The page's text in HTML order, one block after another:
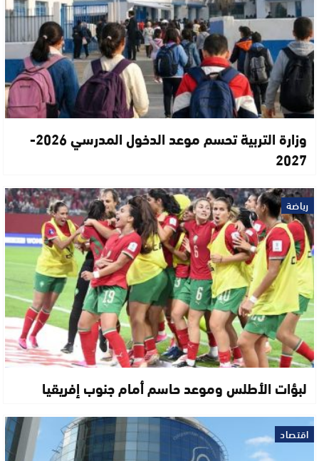
وزارة التربية تحسم موعد الدخول المدرسي 2026-
2027
رياضة
لبؤات الأطلس وموعد حاسم أمام جنوب إفريقيا
اقتصاد